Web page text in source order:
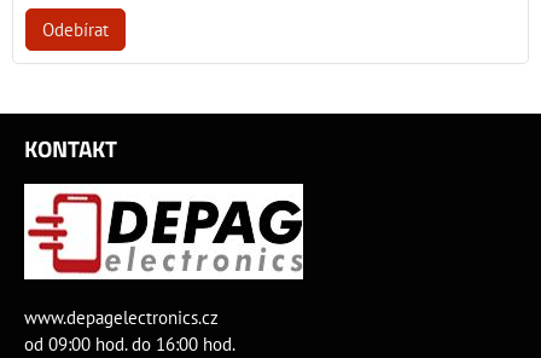
Odebírat
KONTAKT
www.depagelectronics.cz
od 09:00 hod. do 16:00 hod.